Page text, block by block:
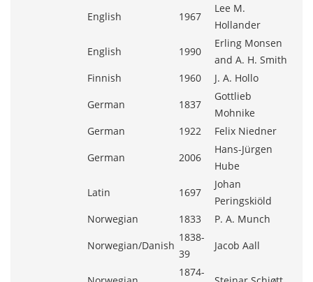
English
1967
Lee M.
Hollander
English
1990
Erling Monsen
and A. H. Smith
Finnish
1960
J. A. Hollo
German
1837
Gottlieb
Mohnike
German
1922
Felix Niedner
German
2006
Hans-Jürgen
Hube
Latin
1697
Johan
Peringskiöld
Norwegian
1833
P. A. Munch
Norwegian/Danish
1838-
39
Jacob Aall
1874-